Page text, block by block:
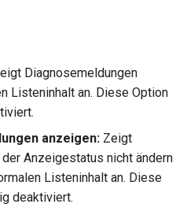
Diagnosemeldungen
Listeninhalt an. Diese Option
anzeigen: Zeigt
Anzeigestatus nicht ändern
Listeninhalt an. Diese
deaktiviert.